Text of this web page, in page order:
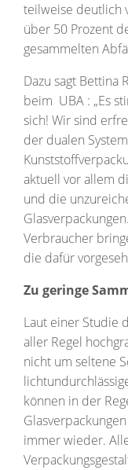
teilweise deutlich
über 50 Prozent
gesammelten
Dazu sagt Bettina
beim ⁠ UBA ⁠: „Es
sich! Wir sind
der dualen
aktuell vor allem
und die
Verbraucher
die dafür
Zu geringe
Laut einer Studie
aller Regel
nicht um seltene
können in der
immer wieder.